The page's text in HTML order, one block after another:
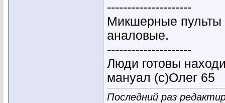
---------------------
Микшерные пульты
аналовые.
---------------------
Люди готовы
мануал (с)Олег 65
Последний раз